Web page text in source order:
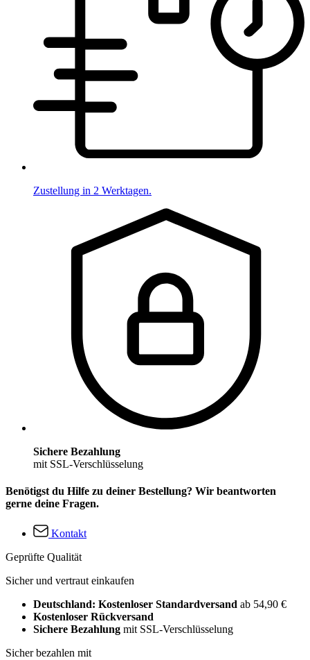
Zustellung in 2 Werktagen.
Sichere Bezahlung
mit SSL-Verschlüsselung
Benötigst du Hilfe zu deiner Bestellung? Wir beantworten
gerne deine Fragen.
Kontakt
Geprüfte Qualität
Sicher und vertraut einkaufen
Deutschland: Kostenloser Standardversand ab 54,90 €
Kostenloser Rückversand
Sichere Bezahlung mit SSL-Verschlüsselung
Sicher bezahlen mit